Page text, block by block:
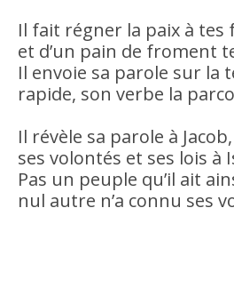
Il fait régner la paix à tes
et d’un pain de froment
Il envoie sa parole sur la
rapide, son verbe la
Il révèle sa parole à Jacob,
ses volontés et ses lois à
Pas un peuple qu’il ait
nul autre n’a connu ses